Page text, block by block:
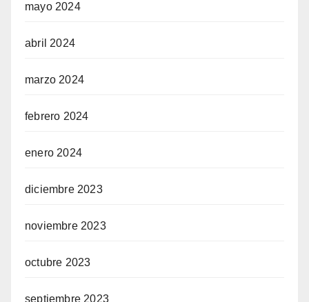
mayo 2024
abril 2024
marzo 2024
febrero 2024
enero 2024
diciembre 2023
noviembre 2023
octubre 2023
septiembre 2023